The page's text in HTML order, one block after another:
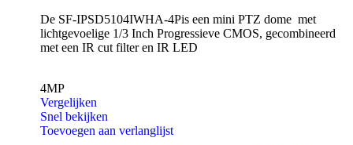
De SF-IPSD5104IWHA-4Pis een mini PTZ dome met
lichtgevoelige 1/3 Inch Progressieve CMOS, gecombineerd
met een IR cut filter en IR LED
4MP
Vergelijken
Snel bekijken
Toevoegen aan verlanglijst